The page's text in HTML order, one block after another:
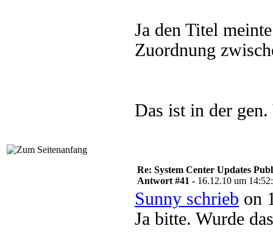
Ja den Titel
Zuordnung
Das ist in der
Re: System Center Updates
Antwort #41 - 16.12.10 um
Sunny schrieb on
Ja bitte. Wurde